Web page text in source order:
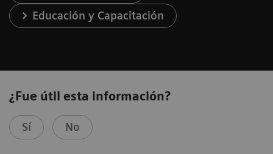
Educación y Capacitación
¿Fue útil esta información?
Sí No